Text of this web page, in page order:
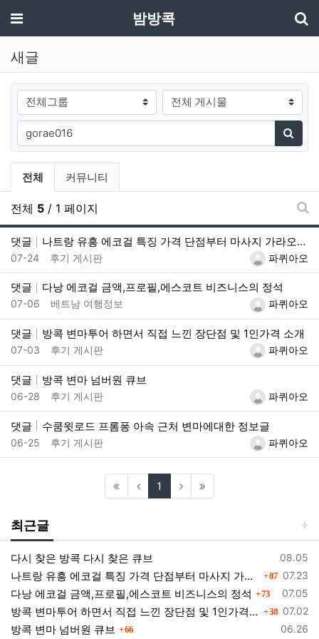
메뉴 밤방콕
새글
게시판그룹 검색대상
검색어 필수
검색
전체게시물 그룹 목록
전체 커뮤니티
전체 5 / 1 페이지
새
댓글
나트랑 유흥 에코걸 특징 가격 단점부터 마사지 가라오케 알아보기
등록자파퀴아오
등록일
07-24 후기 게시판
댓글 다낭 에코걸 금액,프로필,에스코트 비즈니스의 정석
등록자파퀴아오
등록일
07-06 베트남 여행정보
댓글 방콕 변마투어 하면서 직접 느낀 장단점 및 1인가격 소개
등록자파퀴아오
등록일
07-03 후기 게시판
댓글 방콕 변마 넘버원 큐브
등록자파퀴아오
등록일
06-28 후기 게시판
댓글 수쿰윗로드 프롬퐁 아속 근처 변마에대한 정보글
등록자파퀴아오
등록일
06-25 후기 게시판
1 (current)
최근글
등록일
08.05
다시 찾은 방콕 다시 찾은 큐브
등록일
07.23
나트랑 유흥 에코걸 특징 가격 단점부터 마사지 가라오케 알아보기 댓글
87
등록일
07.05
다낭 에코걸 금액,프로필,에스코트 비즈니스의 정석 댓글
73
등록일
07.02
방콕 변마투어 하면서 직접 느낀 장단점 및 1인가격 소개 댓글
38
등록일
06.26
방콕 변마 넘버원 큐브 댓글
66